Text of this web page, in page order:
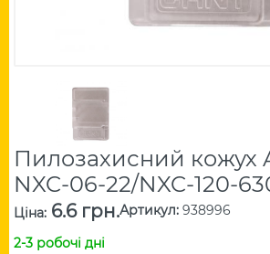
Пилозахисний кожух
NXC-06-22/NXC-120-
Ціна: 6.6 грн.Артикул: 938996
2-3 робочі дні